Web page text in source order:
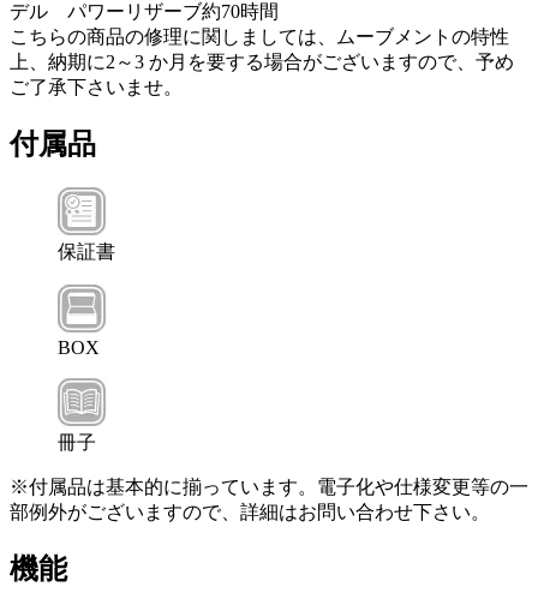
デル パワーリザーブ約70時間
こちらの商品の修理に関しましては、ムーブメントの特性
上、納期に2～3 か月を要する場合がございますので、予め
ご了承下さいませ。
付属品
保証書
BOX
冊子
※付属品は基本的に揃っています。電子化や仕様変更等の一
部例外がございますので、詳細はお問い合わせ下さい。
機能